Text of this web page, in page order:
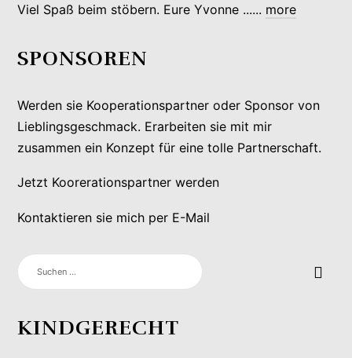
Viel Spaß beim stöbern. Eure Yvonne ...... more
SPONSOREN
Werden sie Kooperationspartner oder Sponsor von
Lieblingsgeschmack. Erarbeiten sie mit mir
zusammen ein Konzept für eine tolle Partnerschaft.
Jetzt Koorerationspartner werden
Kontaktieren sie mich per E-Mail
SUCHEN
NACH:
KINDGERECHT